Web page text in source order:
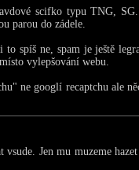
scifko typu TNG,
parou do zádele.
spíš ne, spam je ještě
vylepšování webu.
ne googlí recaptchu ale
Jen mu muzeme